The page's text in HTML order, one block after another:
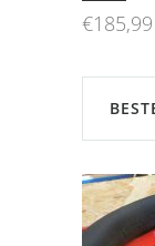
€185,99